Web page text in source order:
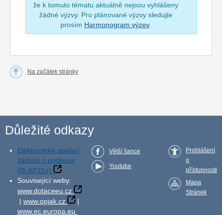
že k tomuto tématu aktuálně nejsou vyhlášeny
žádné výzvy. Pro plánované výzvy sledujte
prosím Harmonogram výzev.
Na začátek stránky
Důležité odkazy
Elektronické podání
žádosti o podporu
(IS KP21+)
Související weby:
www.dotaceeu.cz
| www.opjak.cz
|
www.ec.europa.eu
Větší šance
Youtube
Prohlášení
o
přístupnosti
Mapa
Stránek